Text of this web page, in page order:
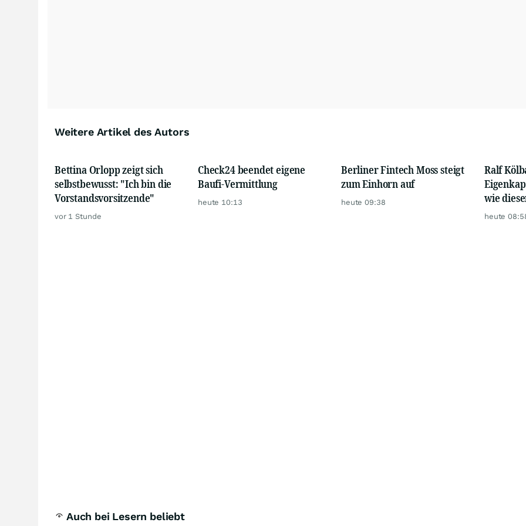
Weitere Artikel des Autors
Bettina Orlopp zeigt sich
selbstbewusst: "Ich bin die
Vorstandsvorsitzende"
vor 1 Stunde
Check24 beendet eigene
Baufi-Vermittlung
heute 10:13
Berliner Fintech Moss steigt
zum Einhorn auf
heute 09:38
Ralf
wie
heute
Auch bei Lesern beliebt